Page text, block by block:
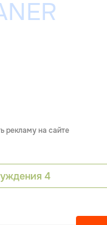
рекламу на сайте
4